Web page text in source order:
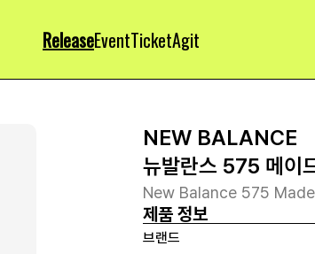
ReleaseEventTicketAgit
NEW BALANCE
뉴발란스 575 메이
New Balance 575
제품 정보
브랜드